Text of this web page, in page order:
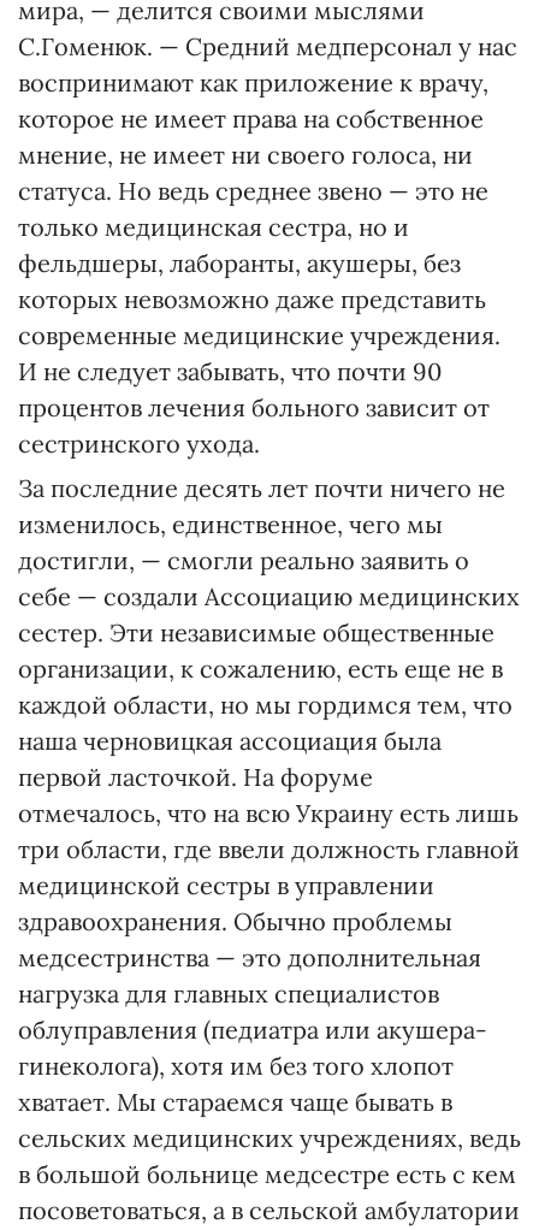
мира, — делится своими мыслями
С.Гоменюк. — Средний медперсонал у нас
воспринимают как приложение к врачу,
которое не имеет права на собственное
мнение, не имеет ни своего голоса, ни
статуса. Но ведь среднее звено — это не
только медицинская сестра, но и
фельдшеры, лаборанты, акушеры, без
которых невозможно даже представить
современные медицинские учреждения.
И не следует забывать, что почти 90
процентов лечения больного зависит от
сестринского ухода.
За последние десять лет почти ничего не
изменилось, единственное, чего мы
достигли, — смогли реально заявить о
себе — создали Ассоциацию медицинских
сестер. Эти независимые общественные
организации, к сожалению, есть еще не в
каждой области, но мы гордимся тем, что
наша черновицкая ассоциация была
первой ласточкой. На форуме
отмечалось, что на всю Украину есть лишь
три области, где ввели должность главной
медицинской сестры в управлении
здравоохранения. Обычно проблемы
медсестринства — это дополнительная
нагрузка для главных специалистов
облуправления (педиатра или акушера-
гинеколога), хотя им без того хлопот
хватает. Мы стараемся чаще бывать в
сельских медицинских учреждениях, ведь
в большой больнице медсестре есть с кем
посоветоваться, а в сельской амбулатории